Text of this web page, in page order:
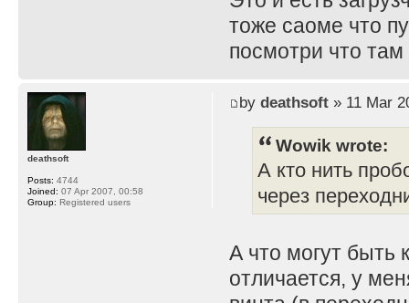
тоже саоме что
посмотри что
by deathsoft» 11 Mar
Wowik wrote:
А кто нить
через
А что могут быть
отличается, у
deathsoft
Posts: 4744
Joined: 07 Apr 2007, 00:58
Group: Registered users